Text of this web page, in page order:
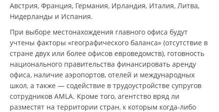
Австрия, Франция, Германия, Ирландия, Италия, Литва,
Нидерланды и Испания.
При выборе местонахождения главного офиса будут
учтены факторы «географического баланса» (отсутствие в
стране двух или более офисов евроведомств), готовность
национального правительства финансировать аренду
офиса, наличие аэропортов, отелей и международных
школ, а также — содействие в трудоустройстве супругов
сотрудников AMLA. Кроме того, агентство вряд ли
разместят на территории стран, к которым когда-либо